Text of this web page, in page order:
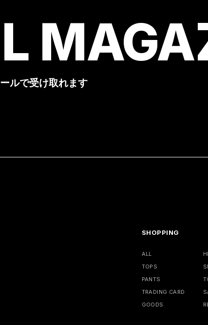
ルで受け取れます
SHOPPING
ALL
TOPS
PANTS
TRADING CARD
GOODS